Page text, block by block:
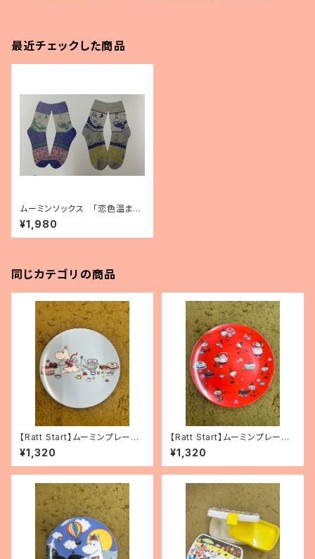
最近チェックした商品
ムーミンソックス 「恋色温まる
本を読みながら」
¥1,980
同じカテゴリの商品
【Ratt Start】ムーミンプレー
ト 「Picknick」
¥1,320
【Ratt Start】ムーミンプレート
「リトルミィ」
¥1,320